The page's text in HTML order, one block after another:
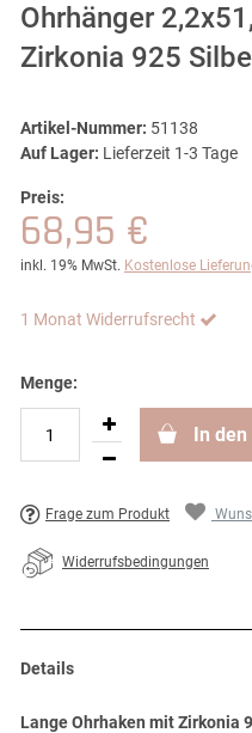
Ohrhänger
Zirkonia 925
Artikel-Nummer: 51138
Auf Lager: Lieferzeit 1-3 Tage
Preis:
68,95 €
inkl. 19% MwSt. Kostenlose
1 Monat Widerrufsrecht
Menge:
In
Frage zum Produkt
Widerrufsbedingungen
Details
Lange Ohrhaken mit Zirkonia